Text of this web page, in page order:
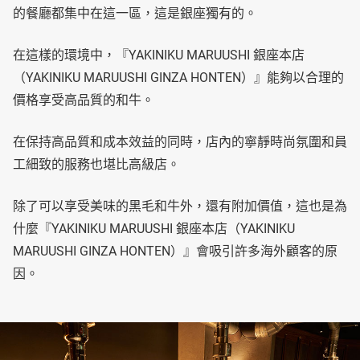
的餐廳都集中在這一區，這是銀座獨有的。
在這樣的環境中，『YAKINIKU MARUUSHI 銀座本店
（YAKINIKU MARUUSHI GINZA HONTEN）』能夠以合理的
價格享受高品質的和牛。
在保持高品質和成本效益的同時，店內的寧靜時尚氛圍和員
工細致的服務也堪比高級店。
除了可以享受美味的黑毛和牛外，還有附加價值，這也是為
什麼『YAKINIKU MARUUSHI 銀座本店（YAKINIKU
MARUUSHI GINZA HONTEN）』會吸引許多海外顧客的原
因。